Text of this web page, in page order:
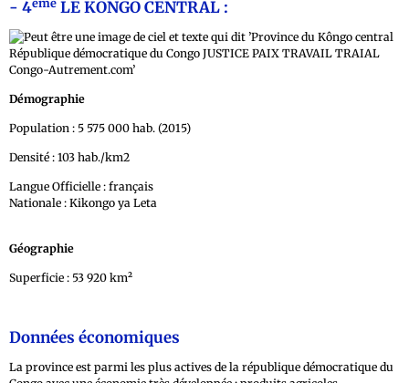
- 4ème LE KONGO CENTRAL :
Démographie
Population : 5 575 000 hab. (2015)
Densité : 103 hab./km2
Langue Officielle : français
Nationale : Kikongo ya Leta
Géographie
Superficie : 53 920 km²
Données économiques
La province est parmi les plus actives de la république démocratique du